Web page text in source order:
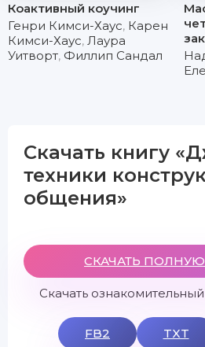
Коактивный коучинг
Генри Кимси-Хаус, Карен
Кимси-Хаус, Лаура
Уитворт, Филлип Сандал
Скачать книгу
техники
общения»
СКАЧАТЬ
Скачать
FB2 TXT